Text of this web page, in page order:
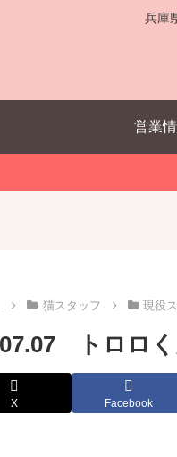
兵庫
営業
猫スタッフ 現役
トロロ
X Facebook